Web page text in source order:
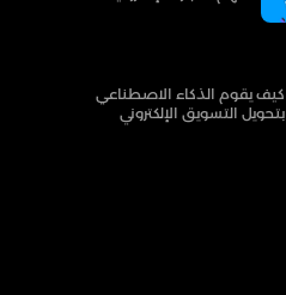
كيف يقوم الذكاء الاصطناعي
بتحويل التسويق الإلكتروني